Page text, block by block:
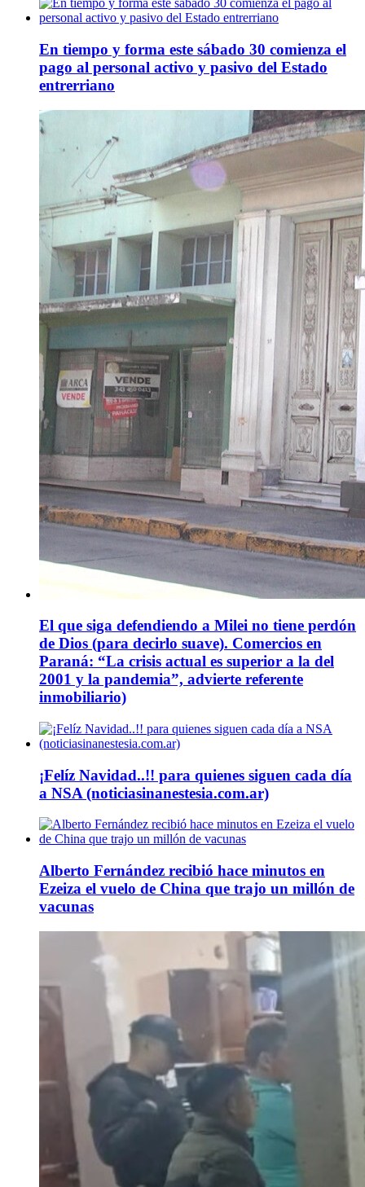
En tiempo y forma este sábado 30 comienza el
pago al personal activo y pasivo del Estado
entrerriano
El que siga defendiendo a Milei no tiene perdón
de Dios (para decirlo suave). Comercios en
Paraná: “La crisis actual es superior a la del
2001 y la pandemia”, advierte referente
inmobiliario)
¡Felíz Navidad..!! para quienes siguen cada día
a NSA (noticiasinanestesia.com.ar)
Alberto Fernández recibió hace minutos en
Ezeiza el vuelo de China que trajo un millón de
vacunas